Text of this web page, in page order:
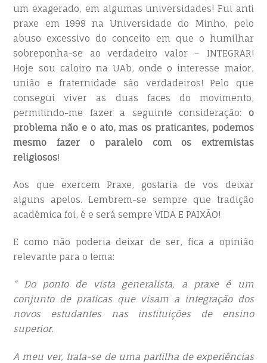
um exagerado, em algumas universidades! Fui anti
praxe em 1999 na Universidade do Minho, pelo
abuso excessivo do conceito em que o humilhar
sobreponha-se ao verdadeiro valor – INTEGRAR!
Hoje sou caloiro na UAb, onde o interesse maior,
união e fraternidade são verdadeiros! Pelo que
consegui viver as duas faces do movimento,
permitindo-me fazer a seguinte consideração: o
problema não e o ato, mas os praticantes, podemos
mesmo fazer o paralelo com os extremistas
religiosos!
Aos que exercem Praxe, gostaria de vos deixar
alguns apelos. Lembrem-se sempre que tradição
académica foi, é e será sempre VIDA E PAIXÃO!
E como não poderia deixar de ser, fica a opinião
relevante para o tema:
” Do ponto de vista generalista, a praxe é um
conjunto de praticas que visam a integração dos
novos estudantes nas instituições de ensino
superior.
A meu ver, trata-se de uma partilha de experiências